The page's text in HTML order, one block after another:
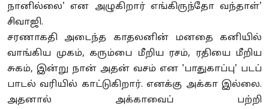
நானில்லை' என அழுகிறார் எங்கிருந்தோ வந்தாள்'
சிவாஜி.
சரணாகதி அடைந்த காதலனின் மனதை கனியில்
வாங்கிய முகம், கரும்பை மீறிய ரசம், ரதியை மீறிய
சுகம், இன்று நான் அதன் வசம் என 'பாதுகாப்பு' படப்
பாடல் வரியில் காட்டுகிறார். எனக்கு அக்கா இல்லை.
அதனால் அக்காவைப் பற்றி